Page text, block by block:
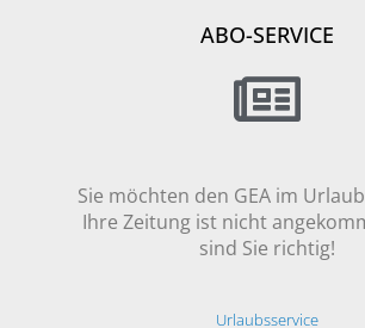
ABO-SERVICE
Sie möchten den GEA im
Ihre Zeitung ist nicht
sind Sie richtig!
Urlaubsservice